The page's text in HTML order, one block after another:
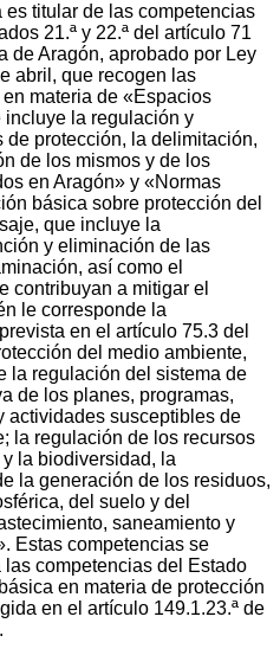
es titular de las competencias
21.ª y 22.ª del artículo 71
de Aragón, aprobado por Ley
abril, que recogen las
materia de «Espacios
incluye la regulación y
protección, la delimitación,
de los mismos y de los
en Aragón» y «Normas
básica sobre protección del
que incluye la
y eliminación de las
así como el
contribuyan a mitigar el
le corresponde la
en el artículo 75.3 del
del medio ambiente,
la regulación del sistema de
de los planes, programas,
actividades susceptibles de
la regulación de los recursos
la biodiversidad, la
la generación de los residuos,
del suelo y del
saneamiento y
Estas competencias se
competencias del Estado
en materia de protección
en el artículo 149.1.23.ª de